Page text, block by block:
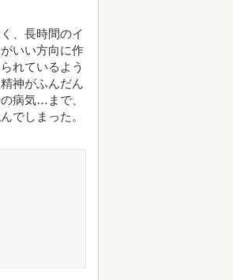
、長時間のイ
いい方向に作
れているよう
神がふんだん
病気…まで、
でしまった。